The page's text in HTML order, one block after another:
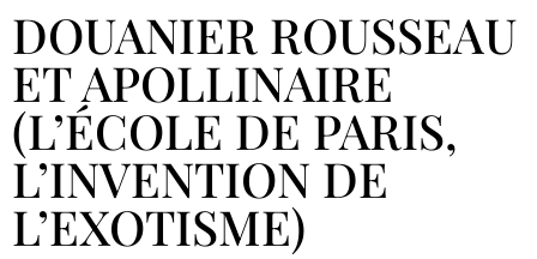
DOUANIER ROUSSEAU
ET APOLLINAIRE
(L’ÉCOLE DE PARIS,
L’INVENTION DE
L’EXOTISME)